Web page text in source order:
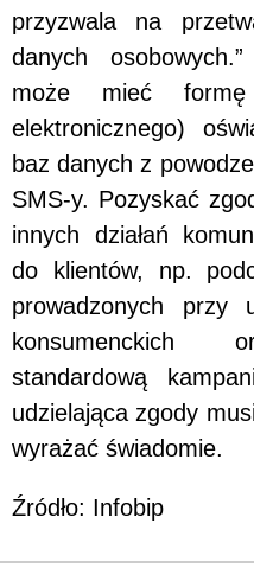
przyzwala na
danych
może mieć
elektronicznego)
baz danych z
SMS-y. Pozyskać
innych działań
do klientów, np.
prowadzonych przy
konsumenckich
standardową
udzielająca zgody
wyrażać świadomie.
Źródło: Infobip